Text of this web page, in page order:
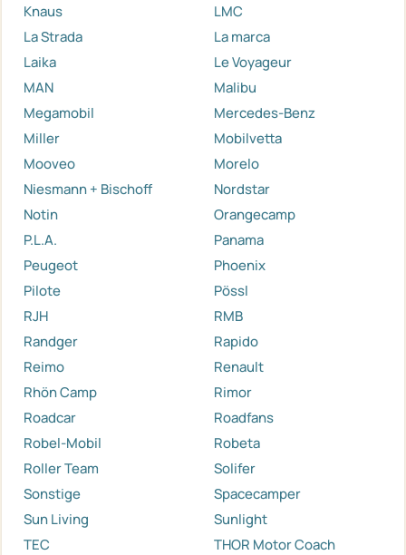
Knaus
LMC
La Strada
La marca
Laika
Le Voyageur
MAN
Malibu
Megamobil
Mercedes-Benz
Miller
Mobilvetta
Mooveo
Morelo
Niesmann + Bischoff
Nordstar
Notin
Orangecamp
P.L.A.
Panama
Peugeot
Phoenix
Pilote
Pössl
RJH
RMB
Randger
Rapido
Reimo
Renault
Rhön Camp
Rimor
Roadcar
Roadfans
Robel-Mobil
Robeta
Roller Team
Solifer
Sonstige
Spacecamper
Sun Living
Sunlight
TEC
THOR Motor Coach